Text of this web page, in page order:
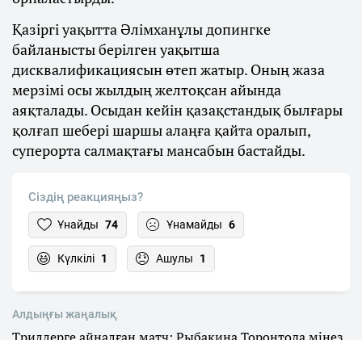
Қазіргі уақытта Әлімханұлы допингке
байланысты берілген уақытша
дисквалификациясын өтеп жатыр. Оның жаза
мерзімі осы жылдың желтоқсан айында
аяқталады. Осыдан кейін қазақстандық былғары
қолғап шебері шаршы алаңға қайта оралып,
суперорта салмақтағы мансабын бастайды.
Сіздің реакцияңыз?
Ұнайды 74 Ұнамайды 6
Күлкілі 1 Ашулы 1
Алдыңғы жаңалық